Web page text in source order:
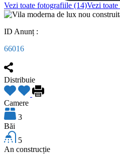
Vezi toate fotografiile (14)Vezi
ID Anunț :
66016
Distribuie
Camere
3
Băi
5
An construcție